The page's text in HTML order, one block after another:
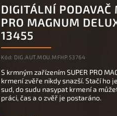
DIGITÁLNÍ PODAVAČ
PRO MAGNUM
13455
Kód: DIG.AUT.MOU.MFHP.53764
S krmným zařízením SUPER PRO
krmení zvěře nikdy snazší. Stačí ho
sud, do sudu nasypat krmení a
práci, čas a o zvěř je postaráno.